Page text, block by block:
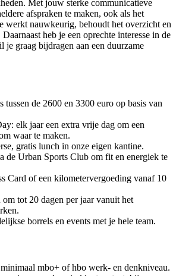
Met jouw sterke communicatieve
afspraken te maken, ook als het
werkt nauwkeurig, behoudt het overzicht en
heb je een oprechte interesse in de
graag bijdragen aan een duurzame
tussen de 2600 en 3300 euro op basis van
elk jaar een extra vrije dag om een
waar te maken.
gratis lunch in onze eigen kantine.
de Urban Sports Club om fit en energiek te
Card of een kilometervergoeding vanaf 10
tot 20 dagen per jaar vanuit het
borrels en events met je hele team.
mbo+ of hbo werk- en denkniveau.